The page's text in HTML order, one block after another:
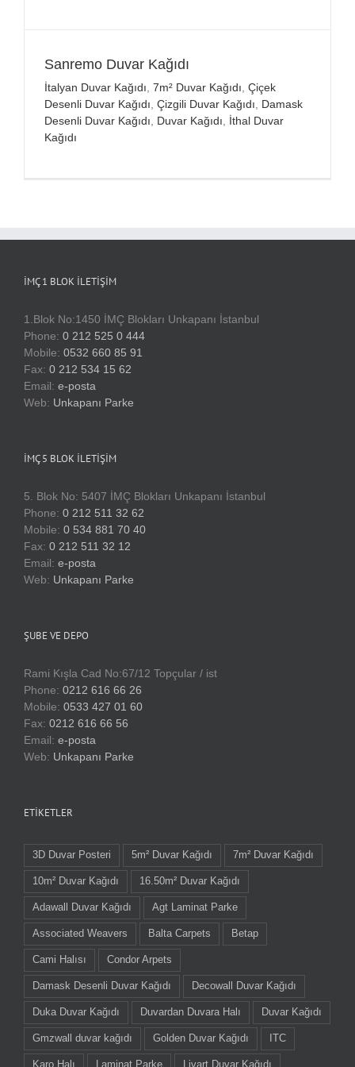
Sanremo Duvar Kağıdı
İtalyan Duvar Kağıdı 7m² Duvar Kağıdı Çiçek
Desenli Duvar Kağıdı Çizgili Duvar Kağıdı
Damask
Desenli Duvar Kağıdı
Duvar Kağıdı
İthal Duvar
Kağıdı
İMÇ 1 BLOK İLETIŞIM
1.Blok No:1450 İMÇ Blokları Unkapanı İstanbul
Phone: 0 212 525 0 444
Mobile: 0532 660 85 91
Fax: 0 212 534 15 62
Email: e-posta
Web: Unkapanı Parke
İMÇ 5 BLOK İLETIŞIM
5. Blok No: 5407 İMÇ Blokları Unkapanı İstanbul
Phone: 0 212 511 32 62
Mobile: 0 534 881 70 40
Fax: 0 212 511 32 12
Email: e-posta
Web: Unkapanı Parke
ŞUBE VE DEPO
Rami Kışla Cad No:67/12 Topçular / ist
Phone: 0212 616 66 26
Mobile: 0533 427 01 60
Fax: 0212 616 66 56
Email: e-posta
Web: Unkapanı Parke
ETIKETLER
3D Duvar Posteri 5m² Duvar Kağıdı 7m² Duvar Kağıdı
10m² Duvar Kağıdı 16.50m² Duvar Kağıdı
Adawall Duvar Kağıdı Agt Laminat Parke
Associated Weavers Balta Carpets Betap
Cami Halısı Condor Arpets
Damask Desenli Duvar Kağıdı Decowall Duvar Kağıdı
Duka Duvar Kağıdı Duvardan Duvara Halı Duvar Kağıdı
Gmzwall duvar kağıdı Golden Duvar Kağıdı ITC
Karo Halı Laminat Parke Livart Duvar Kağıdı